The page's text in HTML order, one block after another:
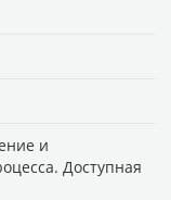
и
Доступная